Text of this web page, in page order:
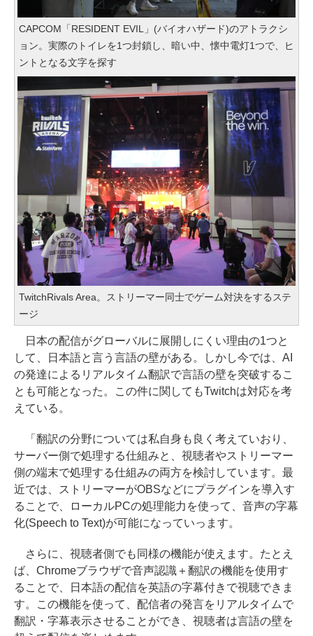
CAPCOM「RESIDENT EVIL」(バイオハザード)のアトラクシ
ョン。実際のトイレを1つ封鎖し、暗い中、懐中電灯1つで、ヒ
ントとなる文字を探す
TwitchRivals Area。ストリーマー同士でゲーム対決をするステ
ージ
日本の配信がグローバルに展開しにくい理由の1つと
して、日本語と言う言語の壁がある。しかし今では、AI
の発達によるリアルタイム翻訳で言語の壁を突破するこ
とも可能となった。この件に関してもTwitchは対応を考
えている。
「翻訳の分野については私自身も良く考えていおり、
サーバー側で処理する仕組みと、視聴者やストリーマー
側の端末で処理する仕組みの両方を検討しています。最
近では、ストリーマーがOBSなどにプラグインを導入す
ることで、ローカルPCの処理能力を使って、音声の字幕
化(Speech to Text)が可能になっていっます。
さらに、視聴者側でも同様の機能が使えます。たとえ
ば、Chromeブラウザで音声認識＋翻訳の機能を使用す
ることで、日本語の配信を英語の字幕付きで視聴できま
す。この機能を使って、配信者の発言をリアルタイムで
翻訳・字幕表示させることができ、視聴者は言語の壁を